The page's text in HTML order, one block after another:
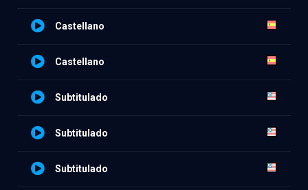
Castellano
Castellano
Subtitulado
Subtitulado
Subtitulado